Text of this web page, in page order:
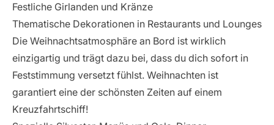
Festliche Girlanden und Kränze
Thematische Dekorationen in Restaurants und Lounges
Die Weihnachtsatmosphäre an Bord ist wirklich
einzigartig und trägt dazu bei, dass du dich sofort in
Feststimmung versetzt fühlst. Weihnachten ist
garantiert eine der schönsten Zeiten auf einem
Kreuzfahrtschiff!